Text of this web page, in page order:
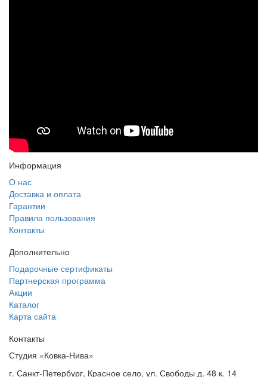
Информация
О нас
Доставка и оплата
Гарантии
Правила пользования
Контакты
Дополнительно
Подарочные сертификаты
Партнерская программа
Акции
Каталог
Карта сайта
Контакты
Студия «Ковка-Нива»
г. Санкт-Петербург, Красное село, ул. Свободы д. 48 к. 14